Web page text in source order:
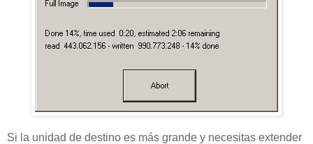
Si la unidad de destino es más grande y necesitas extender